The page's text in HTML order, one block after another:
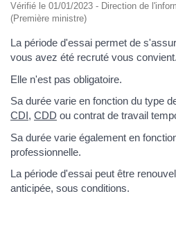
Vérifié le 01/01/2023 - Direction de
(Première ministre)
La période d'essai permet de
vous avez été recruté vous convient.
Elle n'est pas obligatoire.
Sa durée varie en fonction du type
CDI, CDD ou contrat de travail
Sa durée varie également en
professionnelle.
La période d'essai peut être
anticipée, sous conditions.